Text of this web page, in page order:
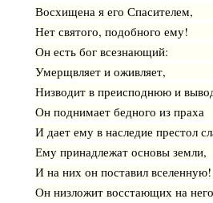
Восхищена я его Спасителем,
Нет святого, подобного ему!
Он есть бог всезнающий:
Умерщвляет и оживляет,
Низводит в преисподнюю и
Он поднимает бедного из праха
И дает ему в наследие престол
Ему принадлежат основы земли,
И на них он поставил вселенную!
Он низложит восстающих на